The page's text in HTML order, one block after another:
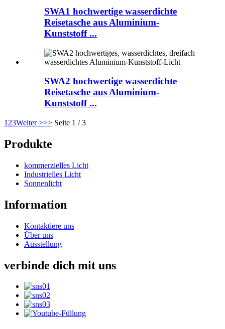
SWA1 hochwertige wasserdichte
Reisetasche aus Aluminium-
Kunststoff ...
SWA2 hochwertige wasserdichte
Reisetasche aus Aluminium-
Kunststoff ...
1 23Weiter >>> Seite 1 / 3
Produkte
kommerzielles Licht
Industrielles Licht
Sonnenlicht
Information
Kontaktiere uns
Über uns
Ausstellung
verbinde dich mit uns